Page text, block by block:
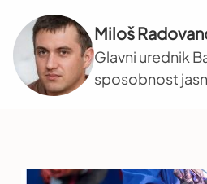
Miloš
Glavni urednik
sposobnost